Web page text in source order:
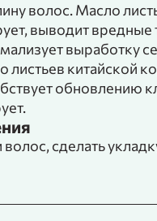
волос. Масло
выводит
выработку
китайской
обновлению
сделать